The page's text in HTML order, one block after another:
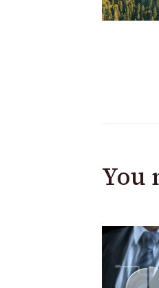
You